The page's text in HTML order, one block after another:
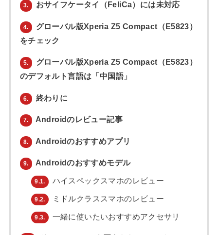
3. おサイフケータイ（FeliCa）には未対応
4.
グローバル版Xperia Z5 Compact（E5823）
をチェック
5.
グローバル版Xperia Z5 Compact（E5823）
のデフォルト言語は「中国語」
6. 終わりに
7. Androidのレビュー記事
8. Androidのおすすめアプリ
9. Androidのおすすめモデル
9.1. ハイスペックスマホのレビュー
9.2. ミドルクラススマホのレビュー
9.3. 一緒に使いたいおすすめアクセサリ